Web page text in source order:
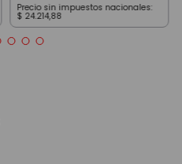
Precio sin impuestos nacionales:
$ 24.214,88